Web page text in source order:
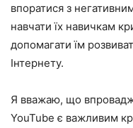
впоратися з
навчати їх навичкам
допомагати їм
Інтернету.
Я вважаю, що
YouTube є важливим